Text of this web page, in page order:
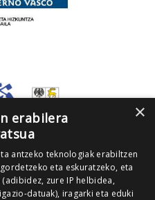
×
erabilera
antzeko teknologiak erabiltzen
eta eskuratzeko, eta
zure IP helbidea,
datuak), iragarki eta eduki